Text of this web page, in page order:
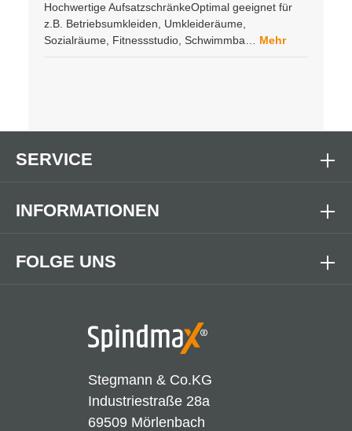
Hochwertige AufsatzschränkeOptimal geeignet für
z.B. Betriebsumkleiden, Umkleideräume,
Sozialräume, Fitnessstudio, Schwimmba… Mehr
Stegmann & Co.KG
Industriestraße 28a
69509 Mörlenbach
FOLGE UNS
SERVICE
INFORMATIONEN